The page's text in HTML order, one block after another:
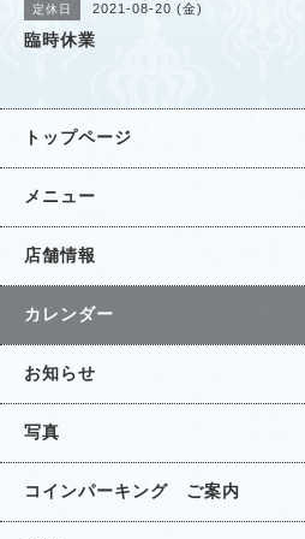
定休日 2021-08-20 (金)
臨時休業
トップページ
メニュー
店舗情報
カレンダー
お知らせ
写真
コインパーキング ご案内